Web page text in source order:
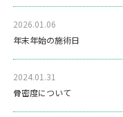
2026.01.06
年末年始の施術日
2024.01.31
骨密度について